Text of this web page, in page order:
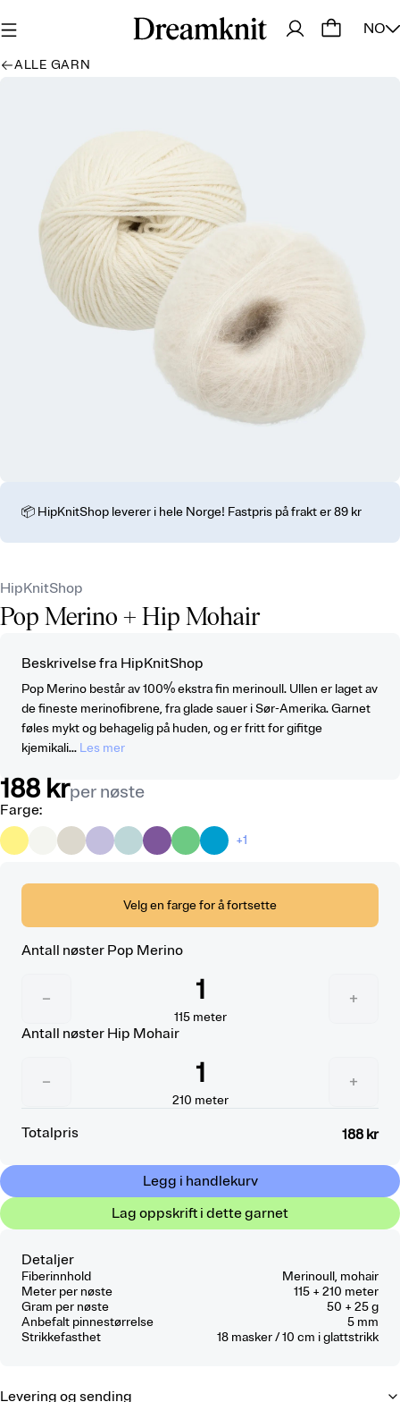
NO
ALLE GARN
📦 HipKnitShop leverer i hele Norge! Fastpris på frakt er 89 kr
HipKnitShop
Pop Merino + Hip Mohair
Beskrivelse fra HipKnitShop
Pop Merino består av 100% ekstra fin merinoull. Ullen er laget av
de fineste merinofibrene, fra glade sauer i Sør-Amerika. Garnet
føles mykt og behagelig på huden, og er fritt for gifitge
kjemikali... Les mer
188 krper nøste
Farge:
+1
Velg en farge for å fortsette
Antall nøster Pop Merino
− 1
115 meter
+
Antall nøster Hip Mohair
− 1
210 meter
+
Totalpris 188 kr
Legg i handlekurv
Lag oppskrift i dette garnet
Detaljer
Fiberinnhold
Merinoull, mohair
Meter per nøste
115 + 210 meter
Gram per nøste
50 + 25 g
Anbefalt pinnestørrelse
5 mm
Strikkefasthet
18 masker / 10 cm i glattstrikk
Levering og sending